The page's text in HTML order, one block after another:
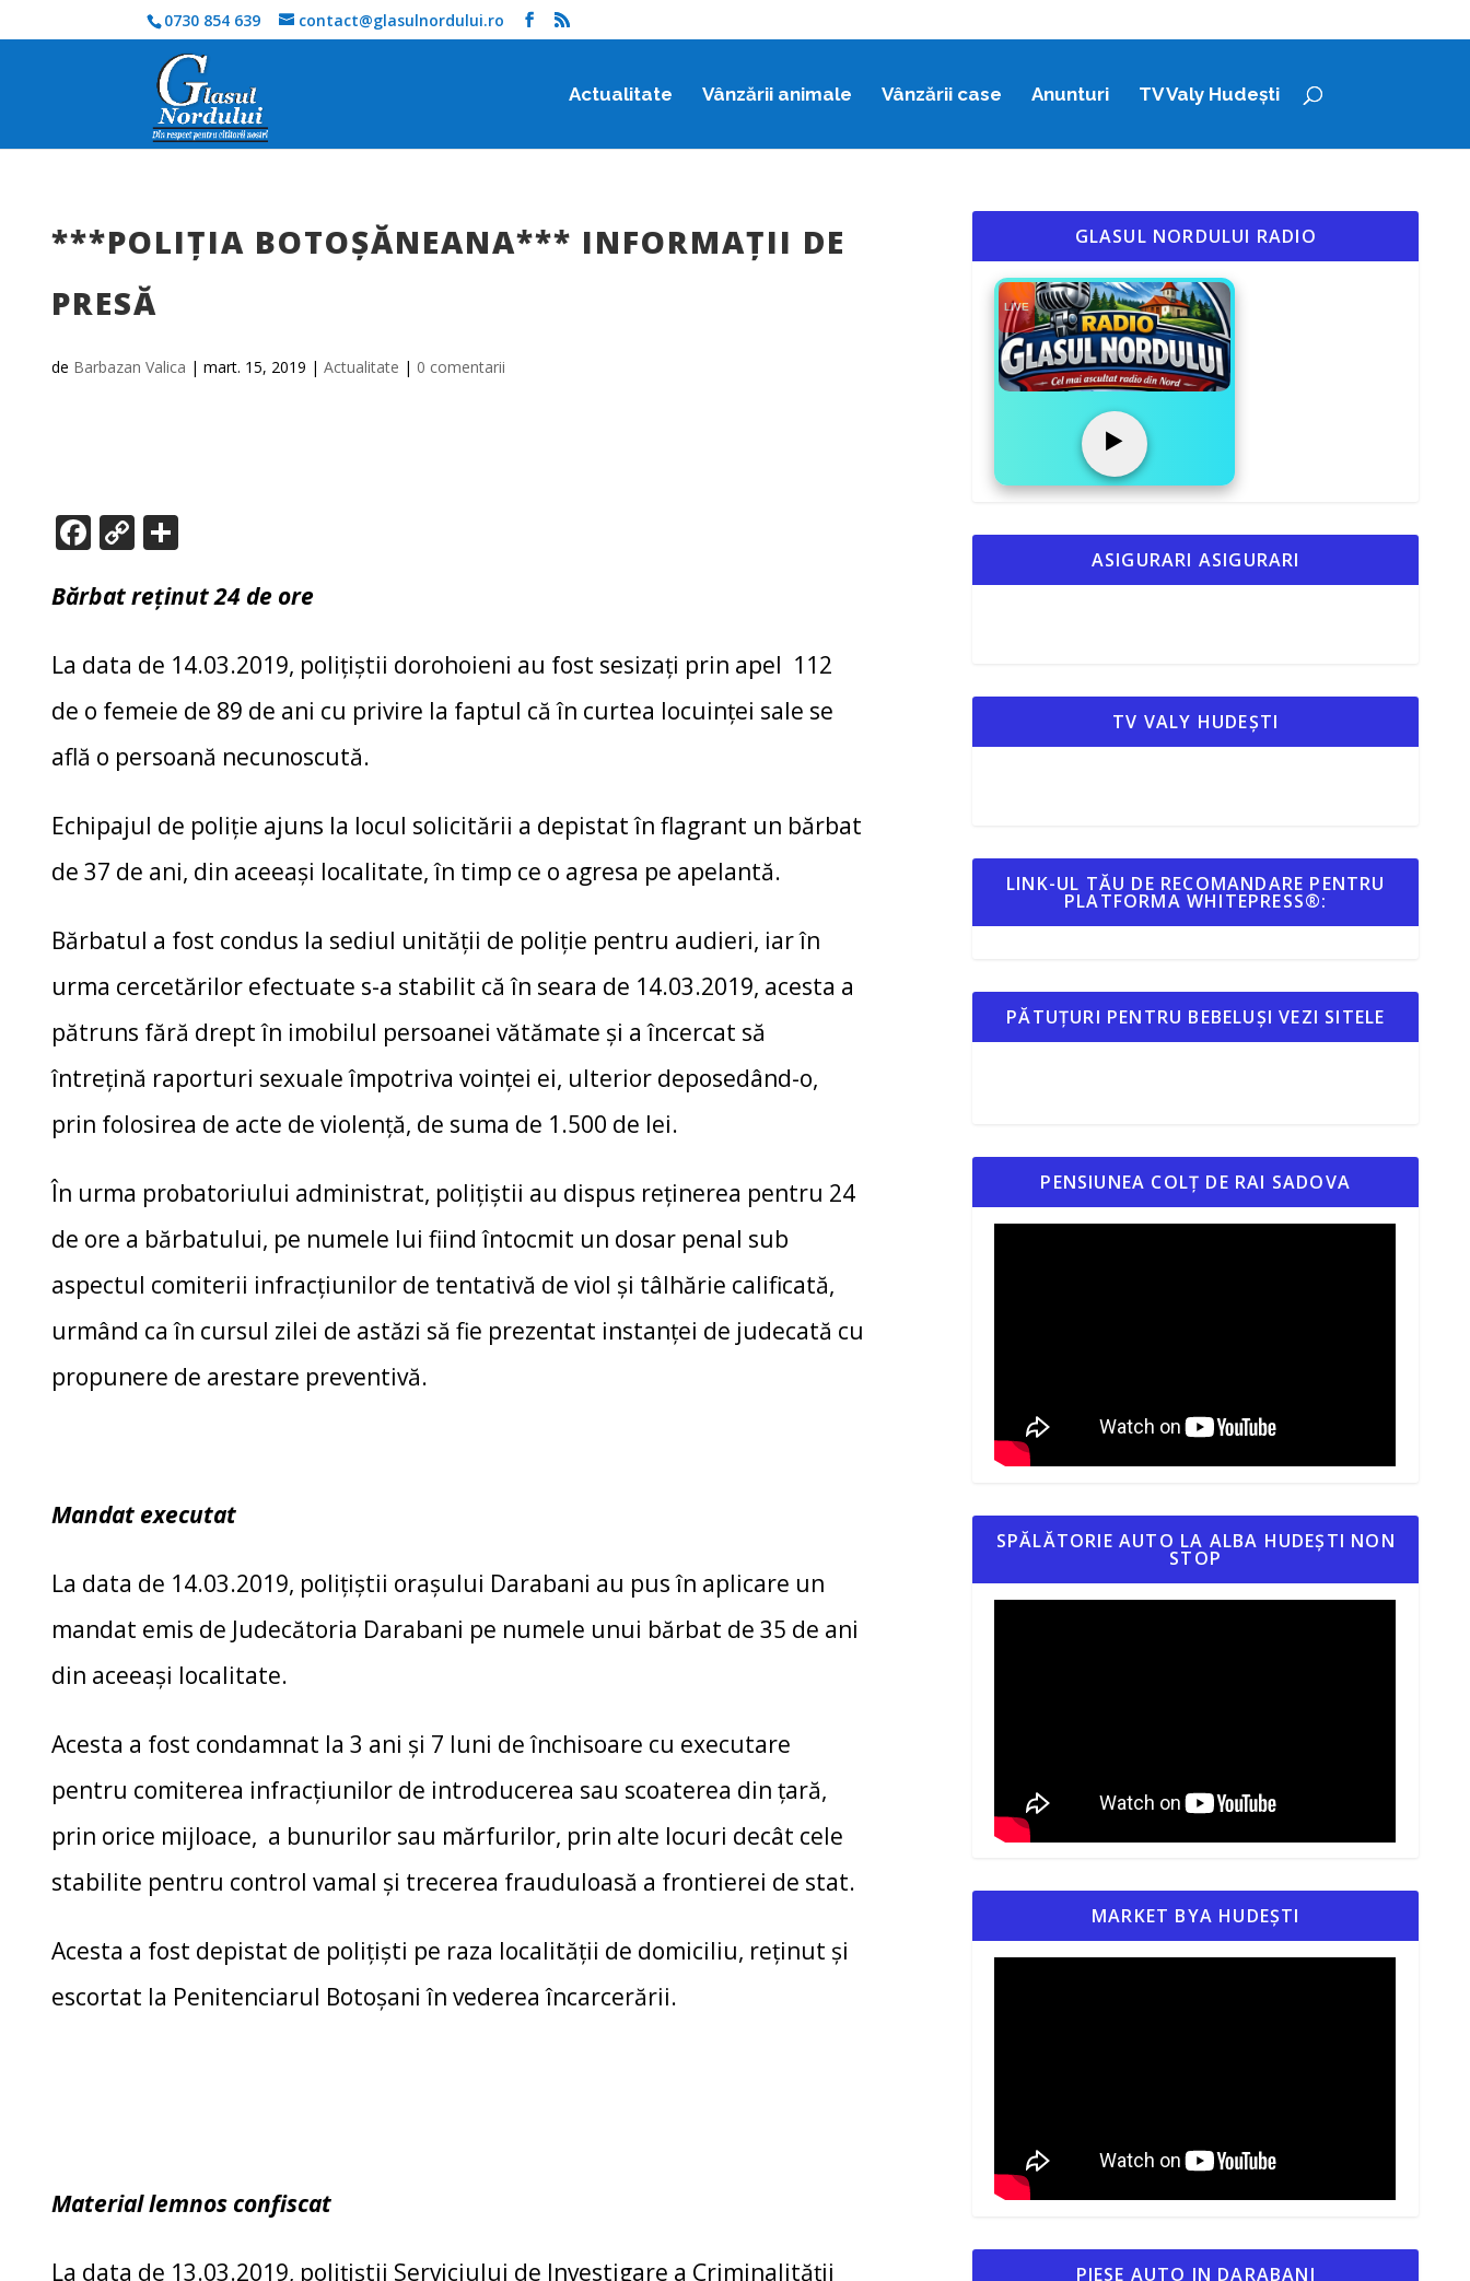
0730 854 639 contact@glasulnordului.ro
Actualitate Vânzării animale Vânzării case Anunturi TV Valy Hudești
***POLIŢIA BOTOŞĂNEANA*** INFORMAŢII DE
PRESĂ
de Barbazan Valica |mart. 15, 2019 |Actualitate | 0 comentarii
F
e
o
o
k
C
p
Li
n
k
ta
az
ă
Bărbat reţinut 24 de ore
La data de 14.03.2019, poliţiştii dorohoieni au fost sesizaţi prin apel 112
de o femeie de 89 de ani cu privire la faptul că în curtea locuinţei sale se
află o persoană necunoscută.
Echipajul de poliţie ajuns la locul solicitării a depistat în flagrant un bărbat
de 37 de ani, din aceeaşi localitate, în timp ce o agresa pe apelantă.
Bărbatul a fost condus la sediul unităţii de poliţie pentru audieri, iar în
urma cercetărilor efectuate s-a stabilit că în seara de 14.03.2019, acesta a
pătruns fără drept în imobilul persoanei vătămate şi a încercat să
întreţină raporturi sexuale împotriva voinţei ei, ulterior deposedând-o,
prin folosirea de acte de violenţă, de suma de 1.500 de lei.
În urma probatoriului administrat, poliţiştii au dispus reţinerea pentru 24
de ore a bărbatului, pe numele lui fiind întocmit un dosar penal sub
aspectul comiterii infracţiunilor de tentativă de viol şi tâlhărie calificată,
urmând ca în cursul zilei de astăzi să fie prezentat instanţei de judecată cu
propunere de arestare preventivă.
Mandat executat
La data de 14.03.2019, poliţiştii oraşului Darabani au pus în aplicare un
mandat emis de Judecătoria Darabani pe numele unui bărbat de 35 de ani
din aceeaşi localitate.
Acesta a fost condamnat la 3 ani şi 7 luni de închisoare cu executare
pentru comiterea infracţiunilor de introducerea sau scoaterea din țară,
prin orice mijloace, a bunurilor sau mărfurilor, prin alte locuri decât cele
stabilite pentru control vamal și trecerea frauduloasă a frontierei de stat.
Acesta a fost depistat de poliţişti pe raza localităţii de domiciliu, reţinut şi
escortat la Penitenciarul Botoşani în vederea încarcerării.
Material lemnos confiscat
La data de 13.03.2019, poliţiştii Serviciului de Investigare a Criminalităţii
GLASUL NORDULUI RADIO
LIVE
▶️
ASIGURARI ASIGURARI
TV VALY HUDEȘTI
LINK-UL TĂU DE RECOMANDARE PENTRU
PLATFORMA WHITEPRESS®:
PĂTUȚURI PENTRU BEBELUȘI VEZI SITELE
PENSIUNEA COLȚ DE RAI SADOVA
SPĂLĂTORIE AUTO LA ALBA HUDEȘTI NON
STOP
MARKET BYA HUDEȘTI
PIESE AUTO IN DARABANI